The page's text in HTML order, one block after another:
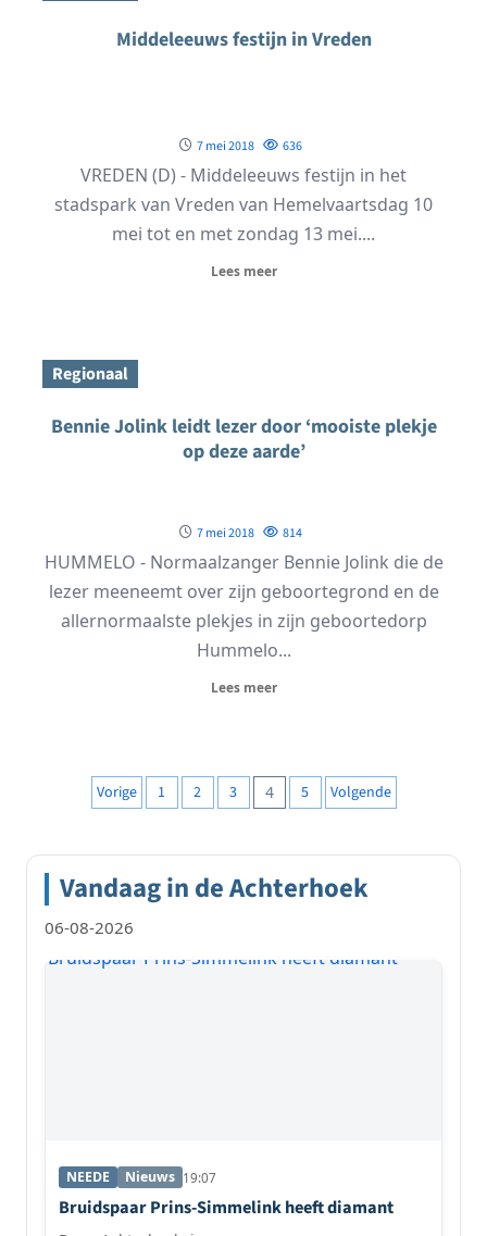
Middeleeuws festijn in Vreden
7 mei 2018 636
VREDEN (D) - Middeleeuws festijn in het
stadspark van Vreden van Hemelvaartsdag 10
mei tot en met zondag 13 mei....
Lees meer
Regionaal
Bennie Jolink leidt lezer door ‘mooiste plekje
op deze aarde’
7 mei 2018 814
HUMMELO - Normaalzanger Bennie Jolink die de
lezer meeneemt over zijn geboortegrond en de
allernormaalste plekjes in zijn geboortedorp
Hummelo...
Lees meer
Berichten
Vorige 1 2 3 4 5 Volgende
Vandaag in de Achterhoek
06-08-2026
NEEDE Nieuws 19:07
Bruidspaar Prins-Simmelink heeft diamant